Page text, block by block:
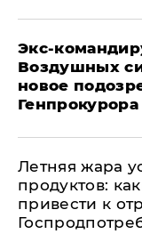
Экс-
Воздушных
новое
Генпрокурора
Летняя жара
продуктов:
привести к